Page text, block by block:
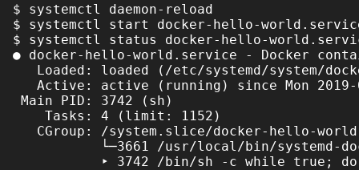
$ systemctl daemon-reload
$ systemctl start docker-hello-
$ systemctl status docker-hello-
● docker-hello-world.service - Docker
Loaded: loaded (/etc/systemd/system/
Active: active (running) since Mon
Main PID: 3742 (sh)
    Tasks: 4 (limit: 1152)
CGroup: /system.slice/docker-hello-
└─3661 /usr/local/bin/systemd-
‣ 3742 /bin/sh -c while true;